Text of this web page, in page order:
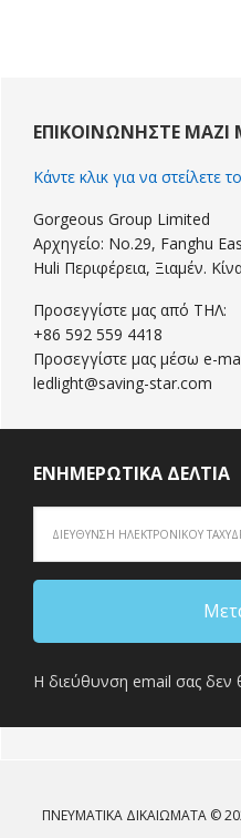
Sidebar
ΕΠΙΚΟΙΝΩΝΉΣΤΕ ΜΑΖΊ
Κάντε κλικ για να στείλετε
Gorgeous Group Limited
Αρχηγείο: No.29, Fanghu
Huli Περιφέρεια, Ξιαμέν.
Προσεγγίστε μας από ΤΗΛ:
+86 592 559 4418
Προσεγγίστε μας μέσω e-
ledlight@saving-star.com
ΕΝΗΜΕΡΩΤΙΚΆ ΔΕΛΤΊΑ
Η διεύθυνση email σας δεν
ΠΝΕΥΜΑΤΙΚΆ ΔΙΚΑΙΏΜΑΤΑ ©